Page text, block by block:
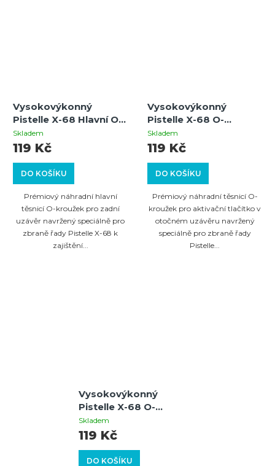
Vysokovýkonný
Pistelle X-68 Hlavní O-
kroužek zadního
uzávěru
Skladem
DO KOŠÍKU
119 Kč
Prémiový náhradní hlavní
těsnicí O-kroužek pro zadní
uzávěr navržený speciálně pro
zbraně řady Pistelle X-68 k
zajištění...
Vysokovýkonný
Pistelle X-68 O-
kroužek aktivačního
tlačítka otočného
Skladem
DO KOŠÍKU
119 Kč
Prémiový náhradní těsnicí O-
kroužek pro aktivační tlačítko v
otočném uzávěru navržený
speciálně pro zbraně řady
Pistelle...
Vysokovýkonný
Pistelle X-68 O-
kroužek ventilu
zadního uzávěru
Skladem
DO KOŠÍKU
119 Kč